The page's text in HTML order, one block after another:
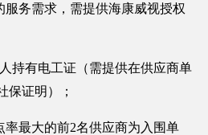
服务需求，需提供海康威视授权
持有电工证（需提供在供应商单
保证明）；
率最大的前2名供应商为入围单